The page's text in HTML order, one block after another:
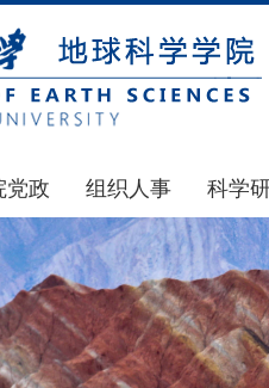
党政
通知公告
学院发文
会议纪要
联席会议纪要
组织人事
通知公告
博士后管理
人才招聘
年度考核
科学
国家
科研
通知
科研